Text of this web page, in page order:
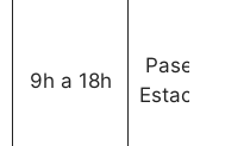
9h a 18h
Paseo
Estación